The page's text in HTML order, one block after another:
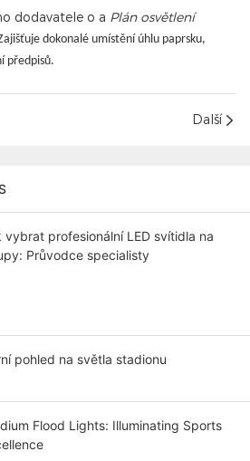
dodavatele o a Plán osvětlení
dokonalé umístění úhlu paprsku,
předpisů.
Další
vybrat profesionální LED svítidla na
Průvodce specialisty
pohled na světla stadionu
Flood Lights: Illuminating Sports